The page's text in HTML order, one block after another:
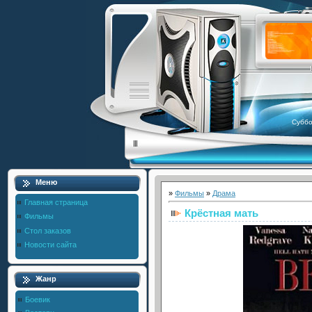
Меню
Главная страница
Фильмы
Стол заказов
Новости сайта
Жанр
Боевик
» Фильмы » Драма
Крёстная мать